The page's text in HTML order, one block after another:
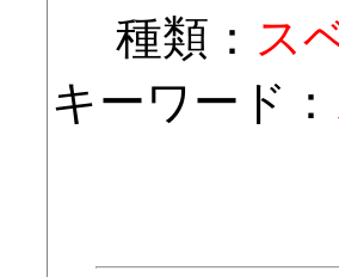
種類： ス
キーワード：